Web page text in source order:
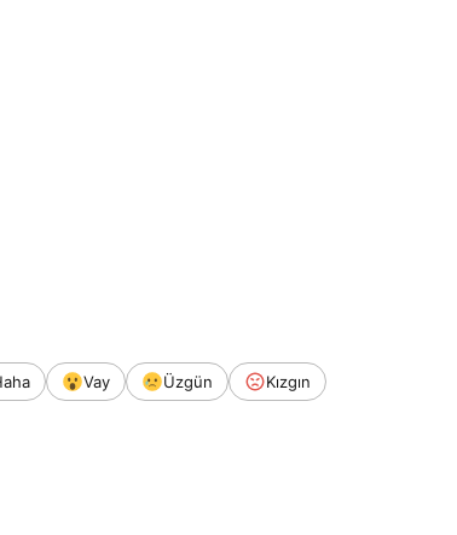
Vay Üzgün Kızgın